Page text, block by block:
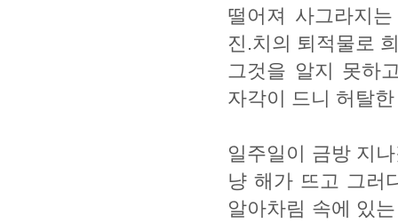
떨어져 사그라지
진.치의 퇴적물로
그것을 알지 못하
자각이 드니 허탈
일주일이 금방 지
냥 해가 뜨고 그러
알아차림 속에 있